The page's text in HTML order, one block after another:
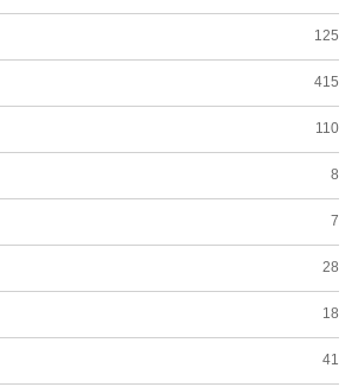
125
415
110
8
7
28
18
41